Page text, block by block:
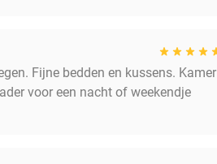
Fijne bedden en kussens. Kamer
voor een nacht of weekendje